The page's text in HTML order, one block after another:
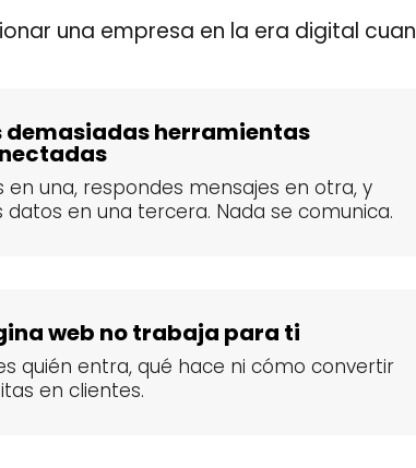
una empresa en la era digital
demasiadas herramientas
en una, respondes mensajes en otra, y
datos en una tercera. Nada se comunica.
web no trabaja para ti
quién entra, qué hace ni cómo convertir
en clientes.